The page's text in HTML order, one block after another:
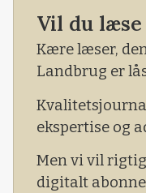
regnbygerne er
vækstsæsonen,
op til 10,5 tons pr.
Kvaliteten af den
for de fleste
Vil du læse
Kære læser,
Landbrug er
ekspertise og
Men vi vil
digitalt